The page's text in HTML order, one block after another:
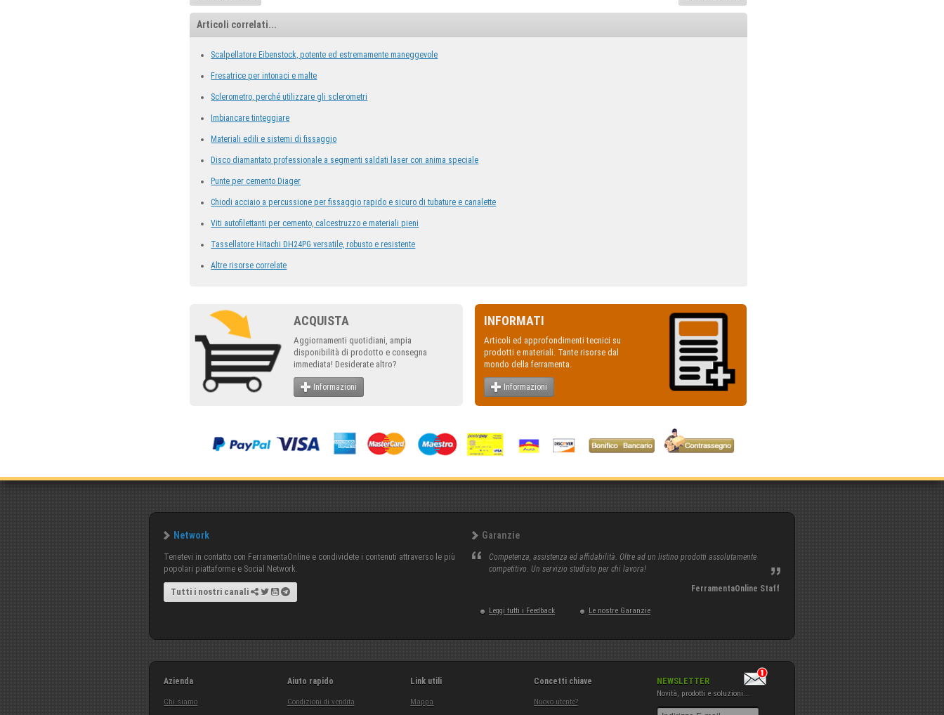
Articoli correlati...
Scalpellatore Eibenstock, potente ed estremamente maneggevole
Fresatrice per intonaci e malte
Sclerometro, perché utilizzare gli sclerometri
Imbiancare tinteggiare
Materiali edili e sistemi di fissaggio
Disco diamantato professionale a segmenti saldati laser con anima speciale
Punte per cemento Diager
Chiodi acciaio a percussione per fissaggio rapido e sicuro di tubature e canalette
Viti autofilettanti per cemento, calcestruzzo e materiali pieni
Tassellatore Hitachi DH24PG versatile, robusto e resistente
Altre risorse correlate
ACQUISTA
Aggiornamenti quotidiani, ampia
disponibilità di prodotto e consegna
immediata! Desiderate altro?
Informazioni
INFORMATI
Articoli ed approfondimenti tecnici su
prodotti e materiali. Tante risorse dal
mondo della ferramenta.
Informazioni
Network
Tenetevi in contatto con FerramentaOnline e condividete i contenuti attraverso le più
popolari piattaforme e Social Network.
Tutti i nostri canali
Garanzie
Competenza, assistenza ed affidabilità. Oltre ad un listino prodotti assolutamente
competitivo. Un servizio studiato per chi lavora!
FerramentaOnline Staff
Leggi tutti i Feedback Le nostre Garanzie
Azienda
Chi siamo
Aiuto rapido
Condizioni di vendita
Link utili
Mappa
Concetti chiave
Nuovo utente?
NEWSLETTER
Novità, prodotti e soluzioni...